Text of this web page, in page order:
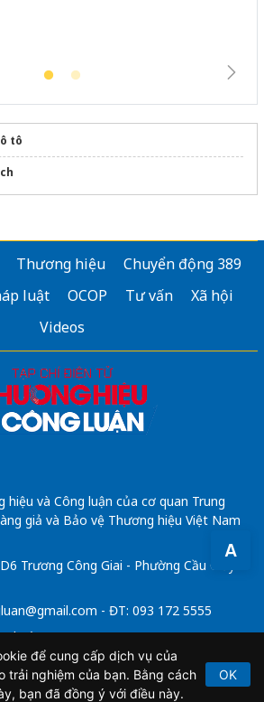
A
tô
Thương hiệu
Chuyển động 389
luật
OCOP Tư vấn
Xã hội
Videos
hiệu và Công luận của cơ quan Trung
giả và Bảo vệ Thương hiệu Việt Nam
Trương Công Giai - Phường Cầu Giấy -
- ĐT: 093 172 5555
Thuận
chí điện tử số 64/GP-BTTTT do Bộ
cấp ngày 21/2/2020.
để cung cấp dịch vụ của
trải nghiệm của bạn. Bằng cách
bạn đã đồng ý với điều này.
OK